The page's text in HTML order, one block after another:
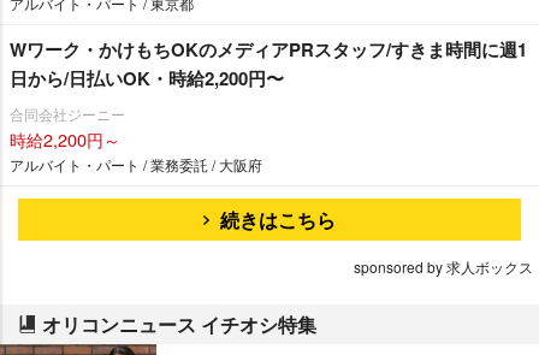
Wワーク・かけもちOKのメディアPRスタッフ/すきま時間に週1
日から/日払いOK・時給2,200円〜
合同会社ジーニー
時給2,200円～
アルバイト・パート / 業務委託 / 大阪府
続きはこちら
sponsored by 求人ボックス
オリコンニュース イチオシ特集